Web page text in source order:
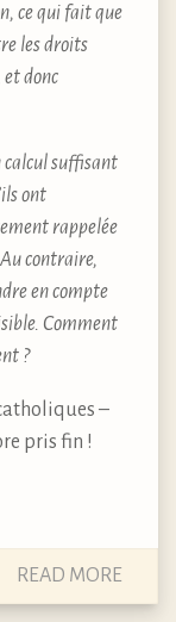
ce qui fait que
les droits
donc
calcul suffisant
ont
rappelée
contraire,
en compte
Comment
?
–
pris fin !
READ MORE